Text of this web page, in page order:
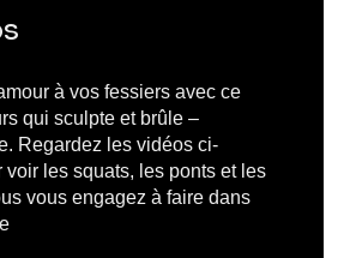
à vos fessiers avec ce
qui sculpte et brûle –
Regardez les vidéos ci-
voir les squats, les ponts et les
vous engagez à faire dans